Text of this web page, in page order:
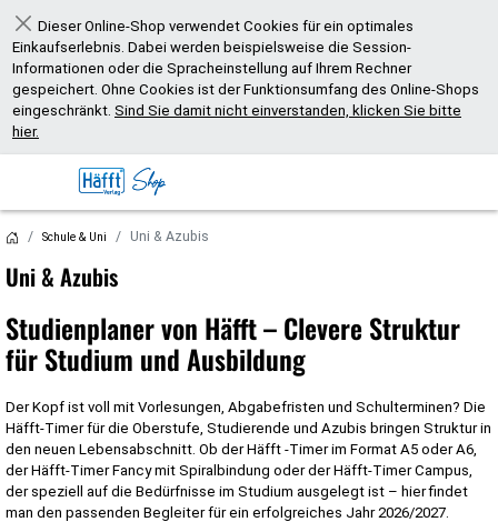
Schließen
Dieser Online-Shop verwendet Cookies für ein optimales
Einkaufserlebnis. Dabei werden beispielsweise die Session-
Informationen oder die Spracheinstellung auf Ihrem Rechner
gespeichert. Ohne Cookies ist der Funktionsumfang des Online-Shops
eingeschränkt. Sind Sie damit nicht einverstanden, klicken Sie bitte
hier.
Schule & Uni Uni & Azubis
Uni & Azubis
Studienplaner von Häfft – Clevere Struktur
für Studium und Ausbildung
Der Kopf ist voll mit Vorlesungen, Abgabefristen und Schulterminen? Die
Häfft-Timer für die Oberstufe, Studierende und Azubis bringen Struktur in
den neuen Lebensabschnitt. Ob der Häfft -Timer im Format A5 oder A6,
der Häfft-Timer Fancy mit Spiralbindung oder der Häfft-Timer Campus,
der speziell auf die Bedürfnisse im Studium ausgelegt ist – hier findet
man den passenden Begleiter für ein erfolgreiches Jahr 2026/2027.